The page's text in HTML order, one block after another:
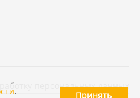
персональных данных
. Принять